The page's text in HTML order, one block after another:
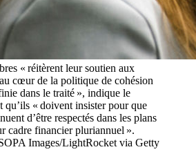
« réitèrent leur soutien aux
cœur de la politique de cohésion
dans le traité », indique le
qu’ils « doivent insister pour que
d’être respectés dans les plans
cadre financier pluriannuel ».
Images/LightRocket via Getty